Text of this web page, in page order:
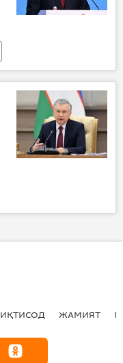
ИҚТИСОД ЖАМИЯТ